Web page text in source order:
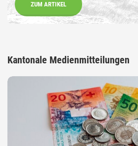
ZUM ARTIKEL
Kantonale Medienmitteilungen